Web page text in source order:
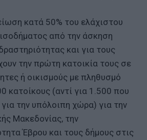
κατά 50% του ελάχιστου
από την άσκηση
και για τους
την πρώτη κατοικία τους σε
ή οικισμούς με πληθυσμό
κατοίκους (αντί για 1.500 που
την υπόλοιπη χώρα) για την
Μακεδονίας, την
Έβρου και τους δήμους στις